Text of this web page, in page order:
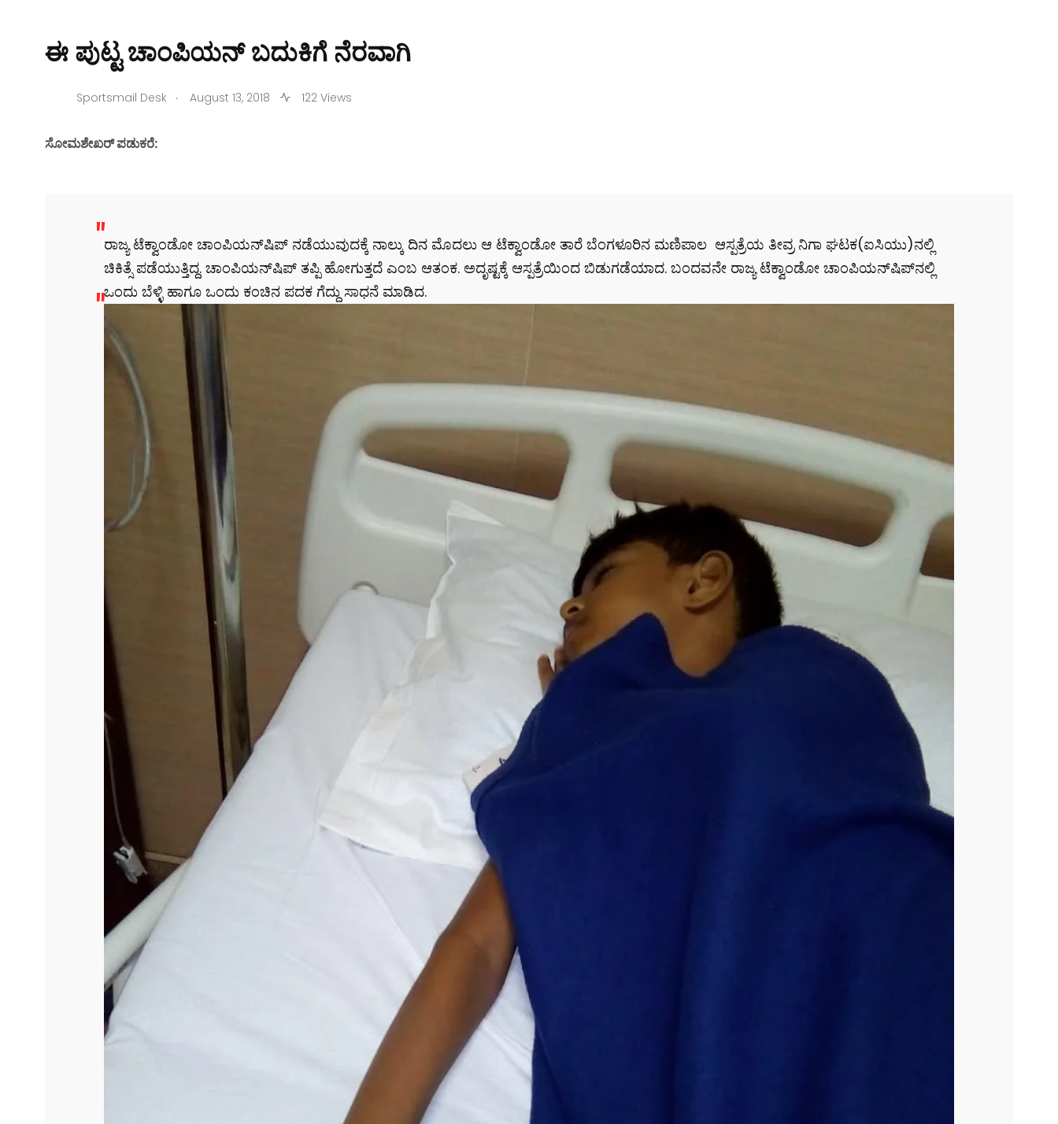
ಈ ಪುಟ್ಟ ಚಾಂಪಿಯನ್ ಬದುಕಿಗೆ ನೆರವಾಗಿ
Sportsmail Desk . August 13, 2018 122 Views
ಸೋಮಶೇಖರ್ ಪಡುಕರೆ:
ರಾಜ್ಯ ಟೆಕ್ವಾಂಡೋ ಚಾಂಪಿಯನ್‌ಷಿಪ್ ನಡೆಯುವುದಕ್ಕೆ ನಾಲ್ಕು ದಿನ ಮೊದಲು ಆ ಟೆಕ್ವಾಂಡೋ ತಾರೆ ಬೆಂಗಳೂರಿನ ಮಣಿಪಾಲ ಆಸ್ಪತ್ರೆಯ ತೀವ್ರ ನಿಗಾ ಘಟಕ(ಐಸಿಯು)ನಲ್ಲಿ
ಚಿಕಿತ್ಸೆ ಪಡೆಯುತ್ತಿದ್ದ. ಚಾಂಪಿಯನ್‌ಷಿಪ್ ತಪ್ಪಿ ಹೋಗುತ್ತದೆ ಎಂಬ ಆತಂಕ. ಅದೃಷ್ಟಕ್ಕೆ ಆಸ್ಪತ್ರೆಯಿಂದ ಬಿಡುಗಡೆಯಾದ. ಬಂದವನೇ ರಾಜ್ಯ ಟೆಕ್ವಾಂಡೋ ಚಾಂಪಿಯನ್‌ಷಿಪ್‌ನಲ್ಲಿ
ಒಂದು ಬೆಳ್ಳಿ ಹಾಗೂ ಒಂದು ಕಂಚಿನ ಪದಕ ಗೆದ್ದು ಸಾಧನೆ ಮಾಡಿದ.